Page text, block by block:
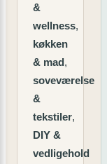
&
wellness,
køkken
& mad,
soveværelse
&
tekstiler,
DIY &
vedligehold